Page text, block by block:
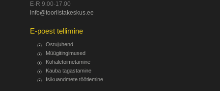
E-R 9.00-17.00
info@tooriistakeskus.ee
E-poest tellimine
Ostujuhend
Müügitingimused
Kohaletoimetamine
Kauba tagastamine
Isikuandmete töötlemine